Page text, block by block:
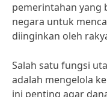
pemerintahan yang
negara untuk
diinginkan oleh
Salah satu fungsi
adalah mengelola
ini penting agar